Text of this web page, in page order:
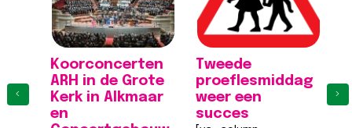
Koorconcerten
ARH in de Grote
Kerk in Alkmaar
en
Tweede
proeflesmiddag
weer een
succes
‹ ›